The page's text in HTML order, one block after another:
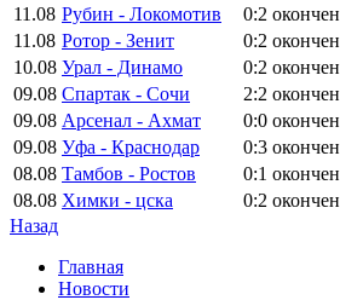
11.08 Рубин - Локомотив 0:2 окончен
11.08 Ротор - Зенит 0:2 окончен
10.08 Урал - Динамо 0:2 окончен
09.08 Спартак - Сочи 2:2 окончен
09.08 Арсенал - Ахмат 0:0 окончен
09.08 Уфа - Краснодар 0:3 окончен
08.08 Тамбов - Ростов 0:1 окончен
08.08 Химки - цска 0:2 окончен
Назад
Главная
Новости